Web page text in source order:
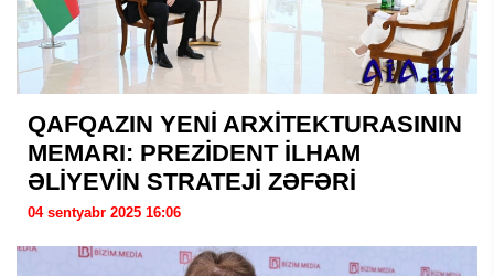
QAFQAZIN YENİ ARXİTEKTURASININ
MEMARI: PREZİDENT İLHAM
ƏLİYEVİN STRATEJİ ZƏFƏRİ
04 sentyabr 2025 16:06